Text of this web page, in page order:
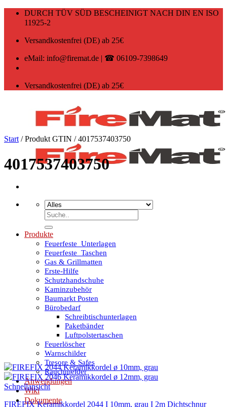
Zum
DURCH TÜV SÜD BESCHEINIGT NACH DIN EN ISO
11925-2
Versandkostenfrei (DE) ab 25€
eMail: info@firemat.de | ☎ 06109-7398649
Versandkostenfrei (DE) ab 25€
Suchen
nach:
Produkte
Feuerfeste_Unterlagen
Feuerfeste_Taschen
Gas & Grillmatten
Erste-Hilfe
Schutzhandschuhe
Kaminzubehör
Baumarkt Posten
Bürobedarf
Schreibtischunterlagen
Paketbänder
Luftpolstertaschen
Feuerlöscher
Warnschilder
Tresore & Safes
Rauchmelder
Anwendungen
Wiki
Dokumente
Start /Produkt GTIN /4017537403750
4017537403750
Schnellansicht
FIREFIX Keramikkordel 2044 I 10mm, grau I 2m Dichtschnur